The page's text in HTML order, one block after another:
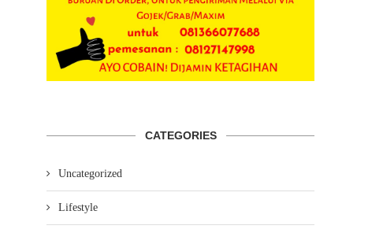
CATEGORIES
Uncategorized
Lifestyle